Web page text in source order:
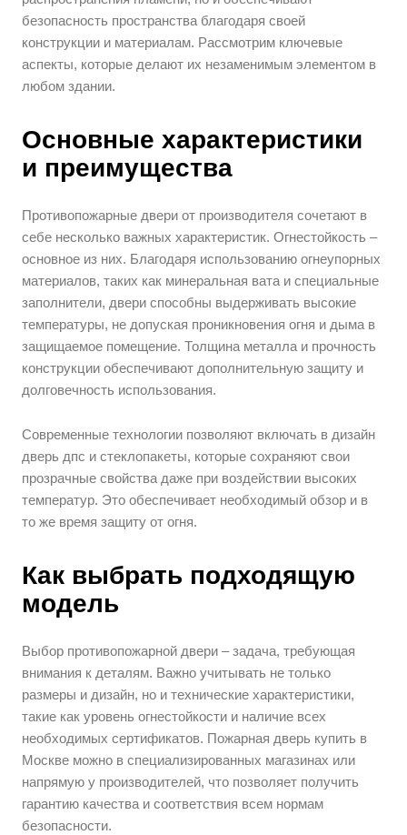
безопасность пространства благодаря своей
конструкции и материалам. Рассмотрим ключевые
аспекты, которые делают их незаменимым элементом в
любом здании.
Основные характеристики
и преимущества
Противопожарные двери от производителя сочетают в
себе несколько важных характеристик. Огнестойкость –
основное из них. Благодаря использованию огнеупорных
материалов, таких как минеральная вата и специальные
заполнители, двери способны выдерживать высокие
температуры, не допуская проникновения огня и дыма в
защищаемое помещение. Толщина металла и прочность
конструкции обеспечивают дополнительную защиту и
долговечность использования.
Современные технологии позволяют включать в дизайн
дверь дпс и стеклопакеты, которые сохраняют свои
прозрачные свойства даже при воздействии высоких
температур. Это обеспечивает необходимый обзор и в
то же время защиту от огня.
Как выбрать подходящую
модель
Выбор противопожарной двери – задача, требующая
внимания к деталям. Важно учитывать не только
размеры и дизайн, но и технические характеристики,
такие как уровень огнестойкости и наличие всех
необходимых сертификатов. Пожарная дверь купить в
Москве можно в специализированных магазинах или
напрямую у производителей, что позволяет получить
гарантию качества и соответствия всем нормам
безопасности.